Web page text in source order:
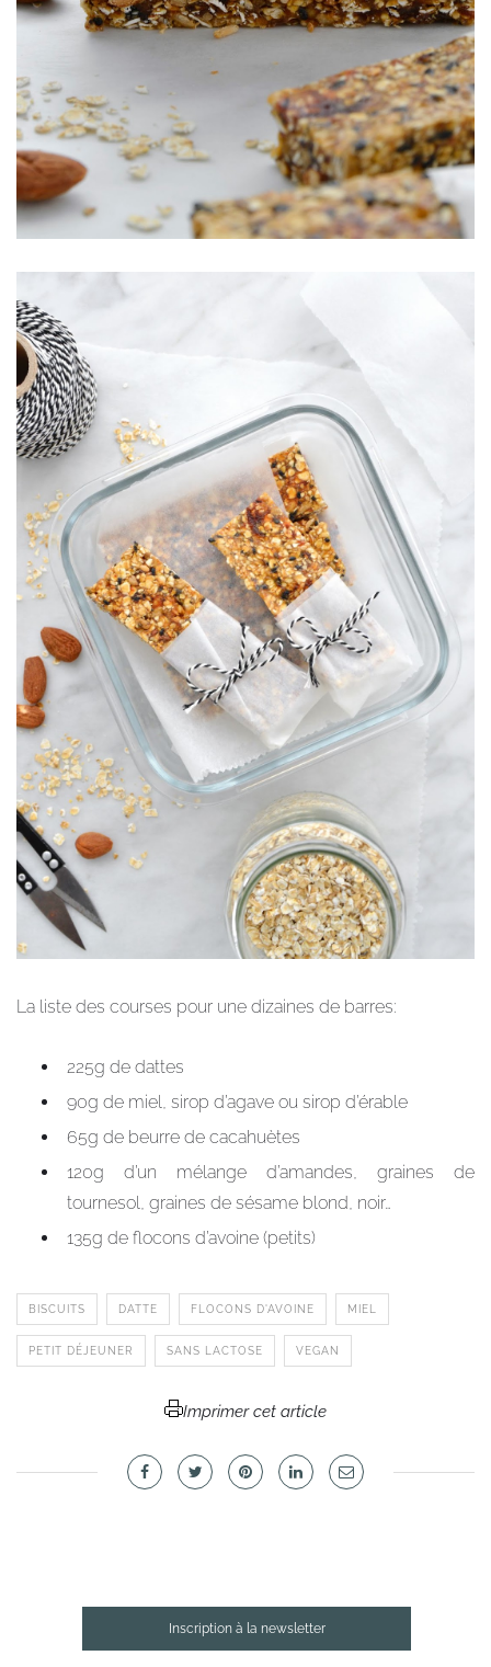
La liste des courses pour une dizaines de barres:
225g de dattes
90g de miel, sirop d’agave ou sirop d’érable
65g de beurre de cacahuètes
120g d’un mélange d’amandes, graines de
tournesol, graines de sésame blond, noir…
135g de flocons d’avoine (petits)
BISCUITS DATTE FLOCONS D'AVOINE MIEL
PETIT DÉJEUNER SANS LACTOSE VEGAN
Imprimer cet article
Inscription à la newsletter